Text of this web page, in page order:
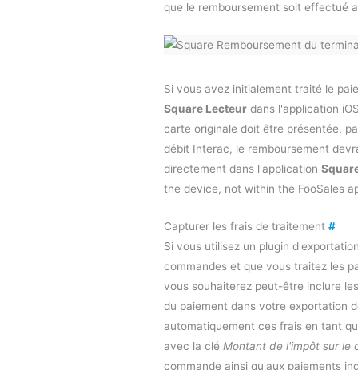
que le remboursement soit effectué
Si vous avez initialement traité le
Square Lecteur dans l'application
carte originale doit être présentée,
débit Interac, le remboursement
directement dans l'application
the device, not within the FooSales
Capturer les frais de traitement #
Si vous utilisez un plugin
commandes et que vous traitez les
vous souhaiterez peut-être inclure
du paiement dans votre exportation
automatiquement ces frais en tant
avec la clé Montant de l'impôt sur
commande ainsi qu'aux paiements